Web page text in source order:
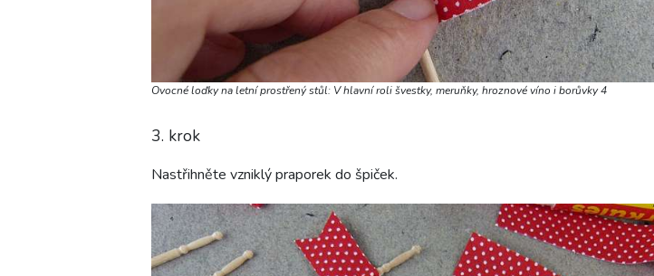
Ovocné loďky na letní prostřený stůl: V hlavní roli švestky, meruňky, hroznové víno i borůvky 4
3. krok
Nastřihněte vzniklý praporek do špiček.